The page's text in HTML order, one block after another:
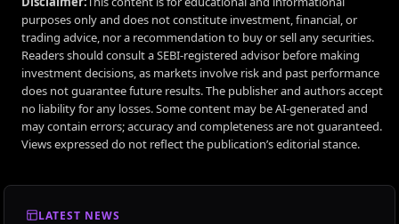
purposes only and does not constitute investment, financial, or
trading advice, nor a recommendation to buy or sell any securities.
Readers should consult a SEBI-registered advisor before making
investment decisions, as markets involve risk and past performance
does not guarantee future results. The publisher and authors accept
no liability for any losses. Some content may be AI-generated and
may contain errors; accuracy and completeness are not guaranteed.
Views expressed do not reflect the publication’s editorial stance.
LATEST NEWS